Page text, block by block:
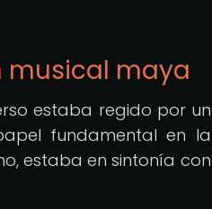
musical maya
estaba regido por un
fundamental en la
estaba en sintonía con